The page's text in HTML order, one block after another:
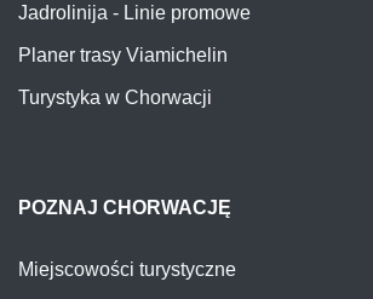
Jadrolinija - Linie promowe
Planer trasy Viamichelin
Turystyka w Chorwacji
POZNAJ CHORWACJĘ
Miejscowości turystyczne